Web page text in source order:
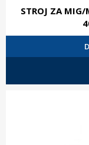
STROJ ZA MIG/